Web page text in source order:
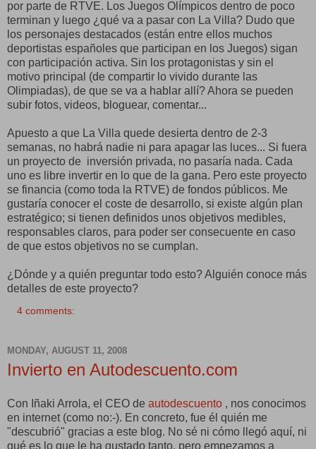
por parte de RTVE. Los Juegos Olímpicos dentro de poco
terminan y luego ¿qué va a pasar con La Villa? Dudo que
los personajes destacados (están entre ellos muchos
deportistas españoles que participan en los Juegos) sigan
con participación activa. Sin los protagonistas y sin el
motivo principal (de compartir lo vivido durante las
Olimpiadas), de que se va a hablar allí? Ahora se pueden
subir fotos, videos, bloguear, comentar...
Apuesto a que La Villa quede desierta dentro de 2-3
semanas, no habrá nadie ni para apagar las luces... Si fuera
un proyecto de inversión privada, no pasaría nada. Cada
uno es libre invertir en lo que de la gana. Pero este proyecto
se financia (como toda la RTVE) de fondos públicos. Me
gustaría conocer el coste de desarrollo, si existe algún plan
estratégico; si tienen definidos unos objetivos medibles,
responsables claros, para poder ser consecuente en caso
de que estos objetivos no se cumplan.
¿Dónde y a quién preguntar todo esto? Alguién conoce más
detalles de este proyecto?
4 comments:
MONDAY, AUGUST 11, 2008
Invierto en Autodescuento.com
Con Iñaki Arrola, el CEO de autodescuento , nos conocimos
en internet (como no:-). En concreto, fue él quién me
"descubrió" gracias a este blog. No sé ni cómo llegó aquí, ni
qué es lo que le ha gustado tanto, pero empezamos a